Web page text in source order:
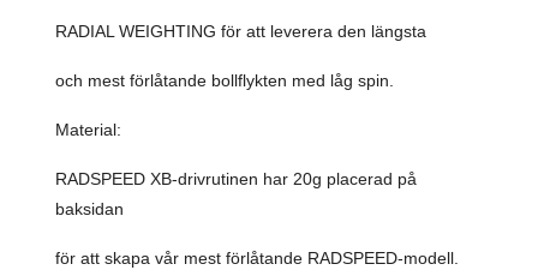
RADIAL WEIGHTING för att leverera den längsta
och mest förlåtande bollflykten med låg spin.
Material:
RADSPEED XB-drivrutinen har 20g placerad på
baksidan
för att skapa vår mest förlåtande RADSPEED-modell.